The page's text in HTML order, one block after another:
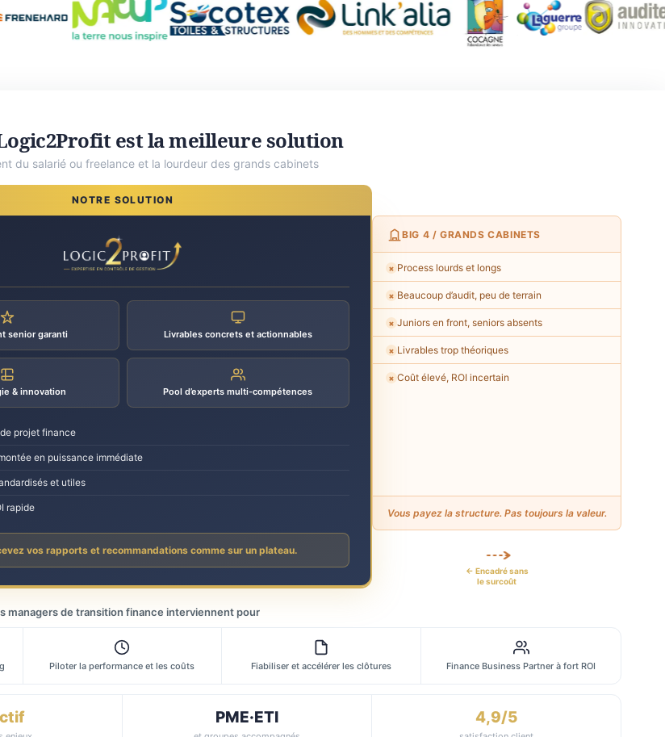
est la meilleure solution
du salarié ou freelance et la lourdeur des grands cabinets
NOTRE SOLUTION
senior garanti Livrables concrets et actionnables
& innovation Pool d’experts multi-compétences
projet finance
en puissance immédiate
et utiles
rapide
vos rapports et recommandations comme sur un plateau.
BIG 4 / GRANDS CABINETS
✗ Process lourds et longs
✗ Beaucoup d’audit, peu de terrain
✗ Juniors en front, seniors absents
✗ Livrables trop théoriques
✗ Coût élevé, ROI incertain
Vous payez la structure. Pas toujours la valeur.
← Encadré sans
le surcoût
managers de transition finance interviennent pour
Piloter la performance et les coûts Fiabiliser et accélérer les clôtures Finance Business Partner à fort ROI
PME·ETI 4,9/5